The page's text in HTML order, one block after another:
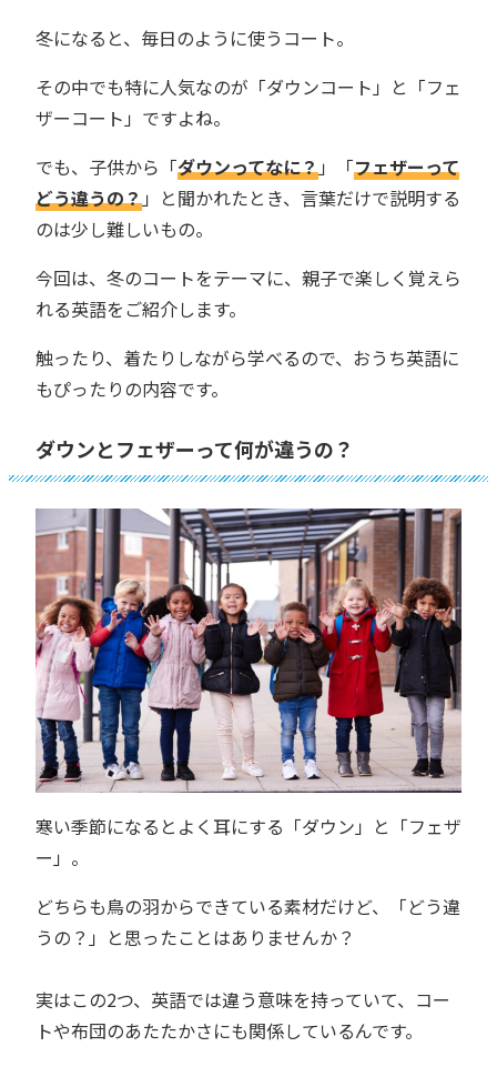
冬になると、毎日のように使うコート。
その中でも特に人気なのが「ダウンコート」と「フェ
ザーコート」ですよね。
でも、子供から「ダウンってなに？」「フェザーって
どう違うの？」と聞かれたとき、言葉だけで説明する
のは少し難しいもの。
今回は、冬のコートをテーマに、親子で楽しく覚えら
れる英語をご紹介します。
触ったり、着たりしながら学べるので、おうち英語に
もぴったりの内容です。
ダウンとフェザーって何が違うの？
寒い季節になるとよく耳にする「ダウン」と「フェザ
ー」。
どちらも鳥の羽からできている素材だけど、「どう違
うの？」と思ったことはありませんか？
実はこの2つ、英語では違う意味を持っていて、コー
トや布団のあたたかさにも関係しているんです。